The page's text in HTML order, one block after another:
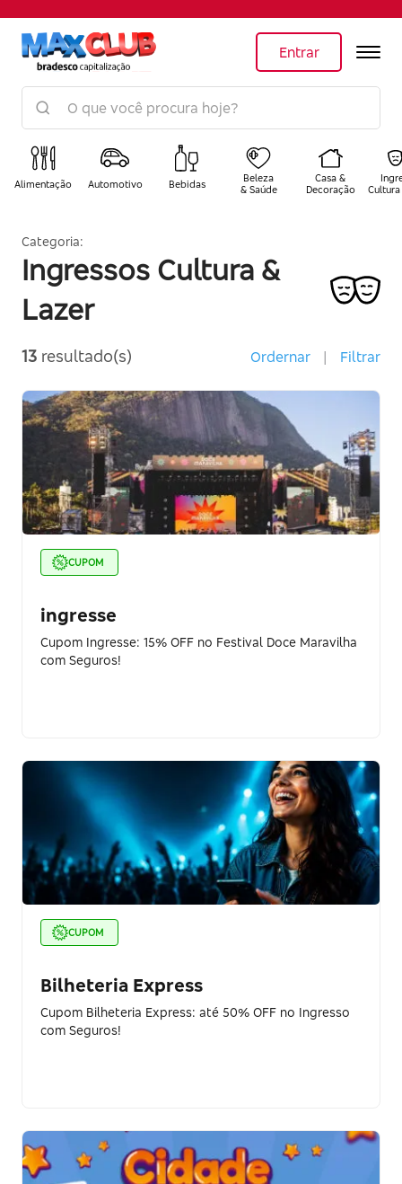
Entrar
Alimentação Automotivo Bebidas
Beleza
& Saúde
Casa &
Decoração
Categoria:
Ingressos Cultura &
Lazer
13 resultado(s) Ordernar | Filtrar
CUPOM
ingresse
Cupom Ingresse: 15% OFF no Festival Doce Maravilha
com Seguros!
CUPOM
Bilheteria Express
Cupom Bilheteria Express: até 50% OFF no Ingresso
com Seguros!